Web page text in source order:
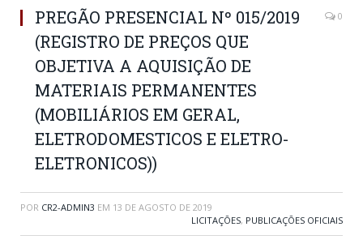
PREGÃO PRESENCIAL Nº 015/2019
(REGISTRO DE PREÇOS QUE
OBJETIVA A AQUISIÇÃO DE
MATERIAIS PERMANENTES
(MOBILIÁRIOS EM GERAL,
ELETRODOMESTICOS E ELETRO-
ELETRONICOS))
0
POR CR2-ADMIN3 EM 13 DE AGOSTO DE 2019
LICITAÇÕES, PUBLICAÇÕES OFICIAIS